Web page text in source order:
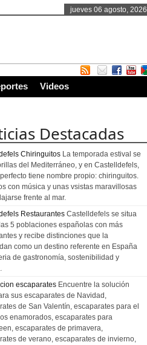
jueves 06 agosto, 2026
Videos
Destacadas
Chiringuitos La temporada estival se
del Mediterráneo, y en Castelldefels,
tiene nombre propio: chiringuitos.
con música y unas vsistas maravillosas
frente al mar.
Restaurantes Castelldefels se situa
5 poblaciones españolas con más
y recibe distinciones que la
como un destino referente en España
de gastronomía, sostenibilidad y
escaparates Encuentre la solución
sus escaparates de Navidad,
de San Valentín, escaparates para el
enamorados, escaparates para
escaparates de primavera,
de verano, escaparates de invierno,